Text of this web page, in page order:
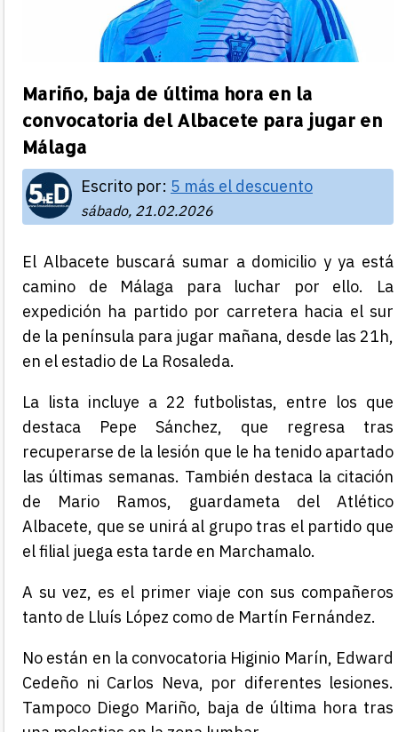
Mariño, baja de última hora en la
convocatoria del Albacete para jugar en
Málaga
Escrito por: 5 más el descuento
sábado, 21.02.2026
El Albacete buscará sumar a domicilio y ya está
camino de Málaga para luchar por ello. La
expedición ha partido por carretera hacia el sur
de la península para jugar mañana, desde las 21h,
en el estadio de La Rosaleda.
La lista incluye a 22 futbolistas, entre los que
destaca Pepe Sánchez, que regresa tras
recuperarse de la lesión que le ha tenido apartado
las últimas semanas. También destaca la citación
de Mario Ramos, guardameta del Atlético
Albacete, que se unirá al grupo tras el partido que
el filial juega esta tarde en Marchamalo.
A su vez, es el primer viaje con sus compañeros
tanto de Lluís López como de Martín Fernández.
No están en la convocatoria Higinio Marín, Edward
Cedeño ni Carlos Neva, por diferentes lesiones.
Tampoco Diego Mariño, baja de última hora tras